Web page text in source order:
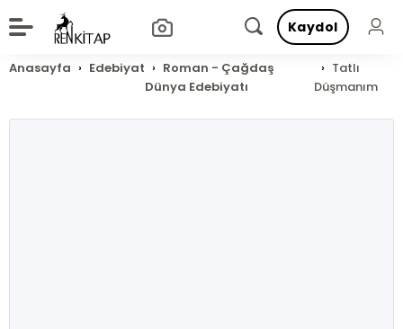
Kaydol
Anasayfa Edebiyat
Roman - Çağdaş
Dünya Edebiyatı
Tatlı
Düşmanım